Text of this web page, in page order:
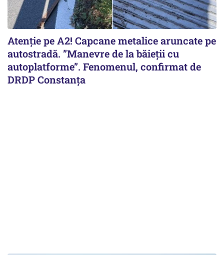
Atenție pe A2! Capcane metalice aruncate pe
autostradă. ”Manevre de la băieții cu
autoplatforme”. Fenomenul, confirmat de
DRDP Constanța